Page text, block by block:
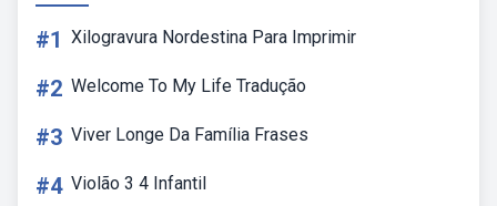
#1 Xilogravura Nordestina Para Imprimir
#2 Welcome To My Life Tradução
#3 Viver Longe Da Família Frases
#4 Violão 3 4 Infantil